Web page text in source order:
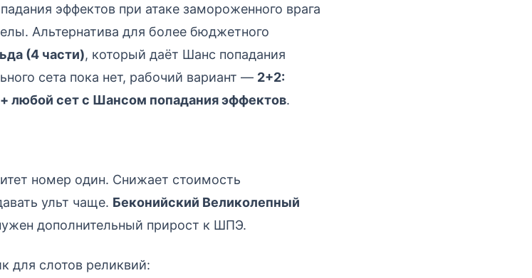
эффектов при атаке замороженного врага
Альтернатива для более бюджетного
(4 части), который даёт Шанс попадания
сета пока нет, рабочий вариант — 2+2:
любой сет с Шансом попадания эффектов.
номер один. Снижает стоимость
ульт чаще. Беконийский Великолепный
дополнительный прирост к ШПЭ.
для слотов реликвий: